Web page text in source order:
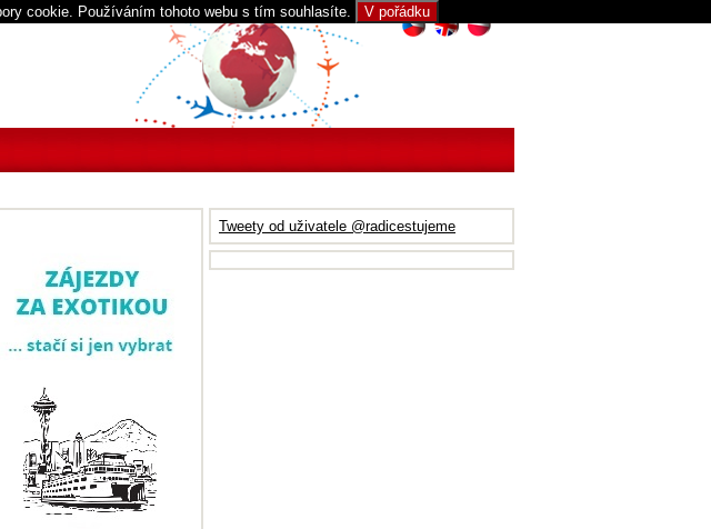
cookie. Používáním tohoto webu s tím souhlasíte. V pořádku
Tweety od uživatele @radicestujeme